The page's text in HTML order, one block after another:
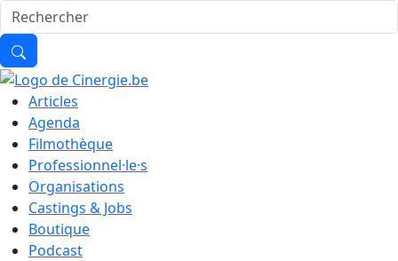
Articles
Agenda
Filmothèque
Professionnel·le·s
Organisations
Castings & Jobs
Boutique
Podcast